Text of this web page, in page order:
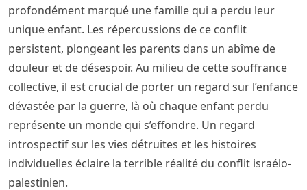
profondément marqué une famille qui a perdu leur
unique enfant. Les répercussions de ce conflit
persistent, plongeant les parents dans un abîme de
douleur et de désespoir. Au milieu de cette souffrance
collective, il est crucial de porter un regard sur l’enfance
dévastée par la guerre, là où chaque enfant perdu
représente un monde qui s’effondre. Un regard
introspectif sur les vies détruites et les histoires
individuelles éclaire la terrible réalité du conflit israélo-
palestinien.